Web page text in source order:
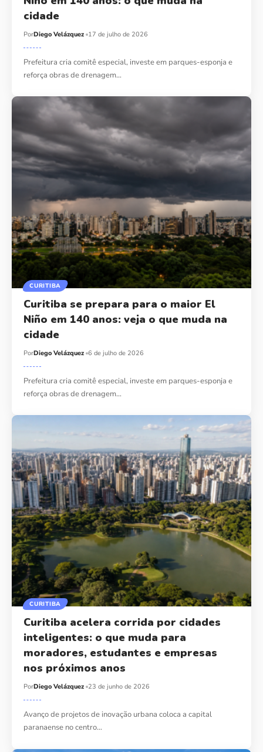
cidade
PorDiego Velázquez 17 de julho de 2026
Prefeitura cria comitê especial, investe em parques-esponja e
reforça obras de drenagem…
CURITIBA
Curitiba se prepara para o maior El
Niño em 140 anos: veja o que muda na
cidade
PorDiego Velázquez 6 de julho de 2026
Prefeitura cria comitê especial, investe em parques-esponja e
reforça obras de drenagem…
CURITIBA
Curitiba acelera corrida por cidades
inteligentes: o que muda para
moradores, estudantes e empresas
nos próximos anos
PorDiego Velázquez 23 de junho de 2026
Avanço de projetos de inovação urbana coloca a capital
paranaense no centro…